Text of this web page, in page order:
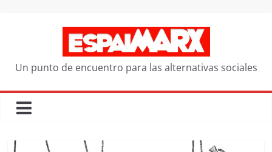
Un punto de encuentro para las alternativas sociales